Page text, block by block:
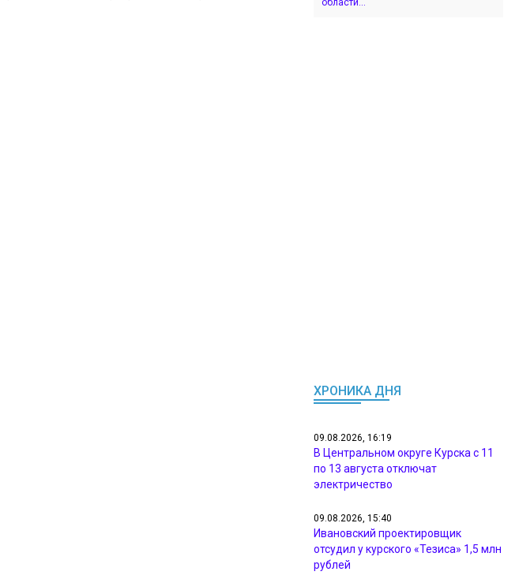
области...
ХРОНИКА ДНЯ
09.08.2026, 16:19
В Центральном округе Курска с 11
по 13 августа отключат
электричество
09.08.2026, 15:40
Ивановский проектировщик
отсудил у курского «Тезиса» 1,5 млн
рублей